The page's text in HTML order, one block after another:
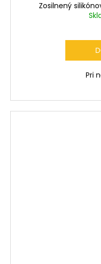
Zosilnený
Pri